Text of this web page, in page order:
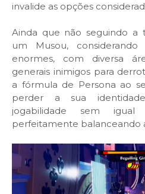
invalide as opções
Ainda que não seguindo a
um Musou,
enormes, com diversa
generais inimigos para
a fórmula de Persona ao
perder a sua
jogabilidade sem
perfeitamente balanceando